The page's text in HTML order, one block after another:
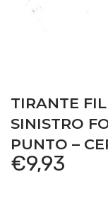
TIRANTE
SINISTRO
PUNTO –
€9,93